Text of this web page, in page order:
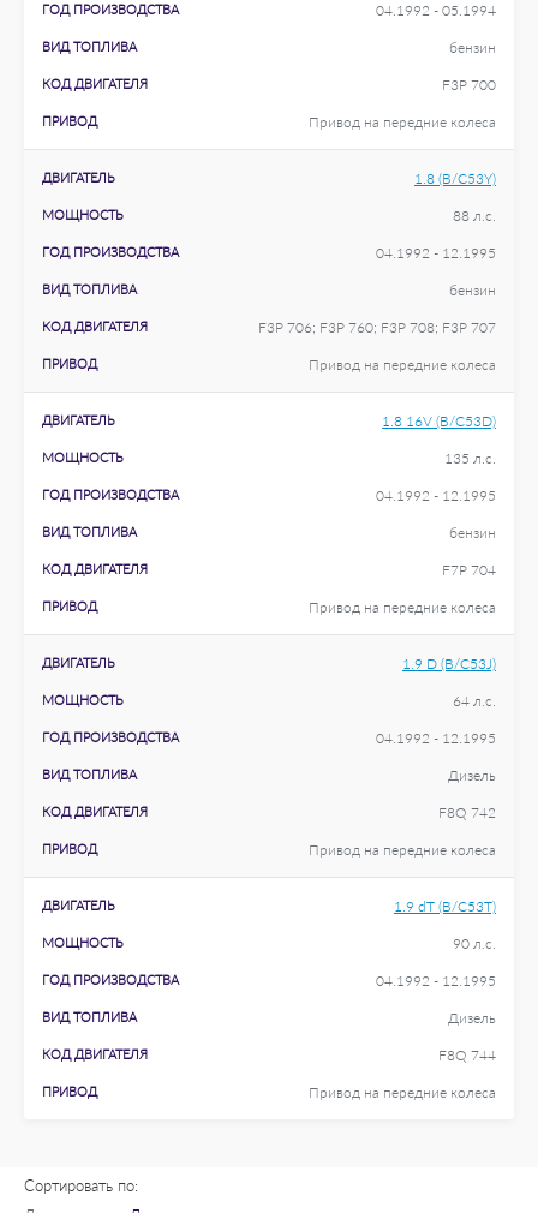
ГОД ПРОИЗВОДСТВА 04.1992 - 05.1994
ВИД ТОПЛИВА бензин
КОД ДВИГАТЕЛЯ F3P 700
ПРИВОД Привод на передние колеса
ДВИГАТЕЛЬ 1.8 (B/C53Y)
МОЩНОСТЬ 88 л.с.
ГОД ПРОИЗВОДСТВА 04.1992 - 12.1995
ВИД ТОПЛИВА бензин
КОД ДВИГАТЕЛЯ F3P 706; F3P 760; F3P 708; F3P 707
ПРИВОД Привод на передние колеса
ДВИГАТЕЛЬ 1.8 16V (B/C53D)
МОЩНОСТЬ 135 л.с.
ГОД ПРОИЗВОДСТВА 04.1992 - 12.1995
ВИД ТОПЛИВА бензин
КОД ДВИГАТЕЛЯ F7P 704
ПРИВОД Привод на передние колеса
ДВИГАТЕЛЬ 1.9 D (B/C53J)
МОЩНОСТЬ 64 л.с.
ГОД ПРОИЗВОДСТВА 04.1992 - 12.1995
ВИД ТОПЛИВА Дизель
КОД ДВИГАТЕЛЯ F8Q 742
ПРИВОД Привод на передние колеса
ДВИГАТЕЛЬ 1.9 dT (B/C53T)
МОЩНОСТЬ 90 л.с.
ГОД ПРОИЗВОДСТВА 04.1992 - 12.1995
ВИД ТОПЛИВА Дизель
КОД ДВИГАТЕЛЯ F8Q 744
ПРИВОД Привод на передние колеса
Сортировать по: